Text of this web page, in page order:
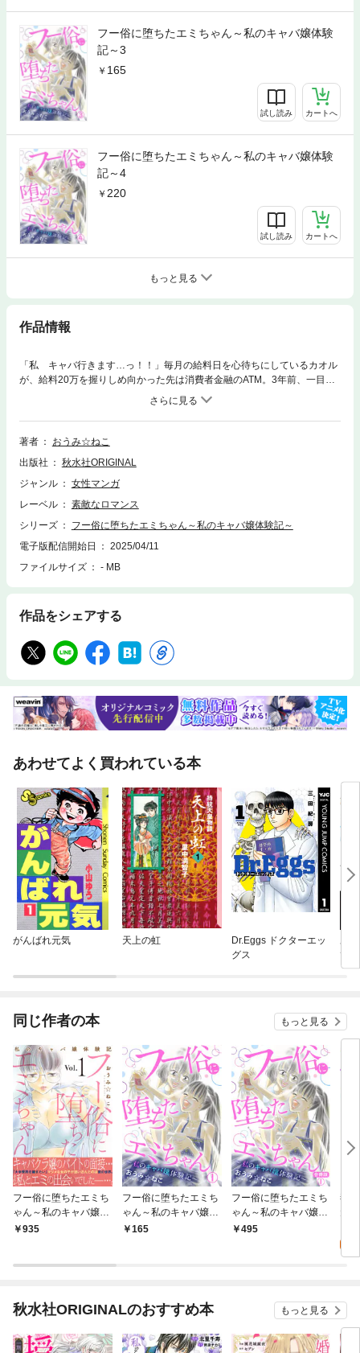
フー俗に堕ちたエミちゃん～私のキャバ嬢体験
記～3
165
試し読み カートへ
フー俗に堕ちたエミちゃん～私のキャバ嬢体験
記～4
220
試し読み カートへ
もっと見る
作品情報
「私 キャバ行きます…っ！！」毎月の給料日を心待ちにしているカオル
が、給料20万を握りしめ向かった先は消費者金融のATM。3年前、一目惚
れしてしまったバンドマンの元カレが原因で、借りては返すの借金地獄に
陥ってしまった。働いても働いてもお金が足りない！そんなお先真っ暗状
態から脱却するため、仕事先の先輩の紹介を受けてカオルはキャバクラの
面接へ行くことに…!?ドキドキしながら面接先に向かったカオルが出会っ
じような家庭環境で育ったエミと意気投合したカオルは、キャバ嬢として
華やかな夜の世界で成功出来るのか――!?
著者
おうみ☆ねこ
出版社
秋水社ORIGINAL
ジャンル
女性マンガ
レーベル
素敵なロマンス
シリーズ
フー俗に堕ちたエミちゃん～私のキャバ嬢体験記～
電子版配信開始日
2025/04/11
ファイルサイズ
- MB
作品をシェアする
あわせてよく買われている本
がんばれ元気 天上の虹
Dr.Eggs ドクターエッ
グス
あ
ても
同じ作者の本 もっと見る
フー俗に堕ちたエミち
ゃん～私のキャバ嬢体
験記～【電子単行本
935
フー俗に堕ちたエミち
ゃん～私のキャバ嬢体
験記～1
165
フー俗に堕ちたエミち
ゃん～私のキャバ嬢体
験記～【合冊版】1
495
毒
元
り
秋水社ORIGINALのおすすめ本 もっと見る